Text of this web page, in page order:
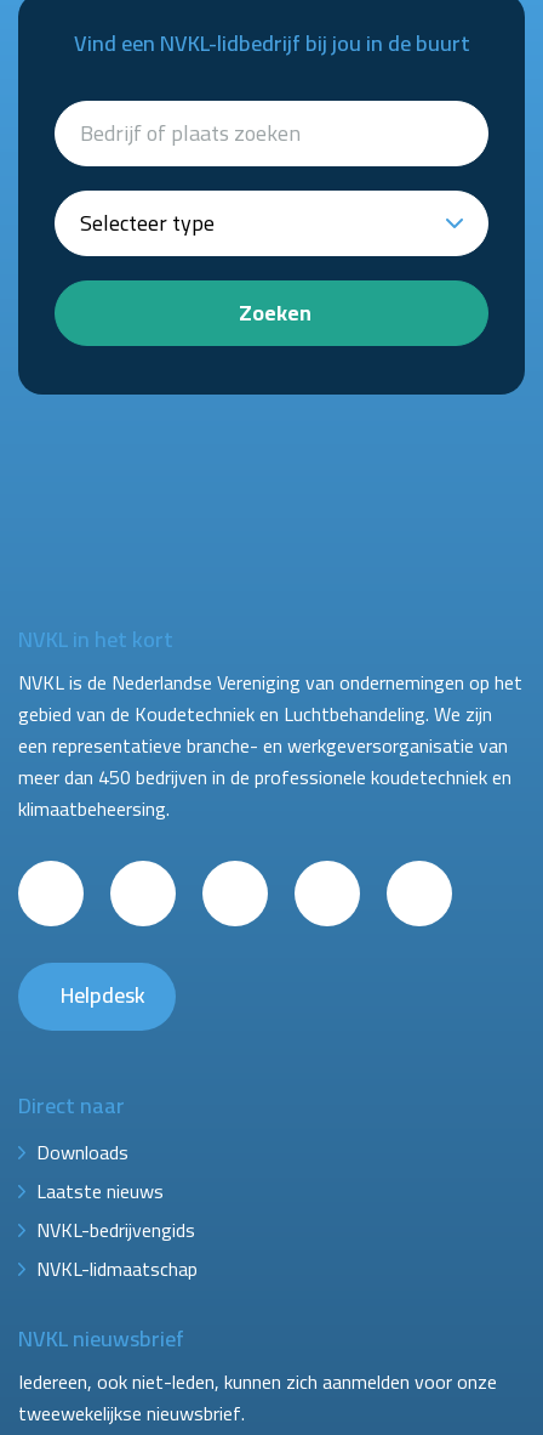
Vind een NVKL-lidbedrijf bij jou in de buurt
Zoeken
NVKL in het kort
NVKL is de Nederlandse Vereniging van ondernemingen op het
gebied van de Koudetechniek en Luchtbehandeling. We zijn
een representatieve branche- en werkgeversorganisatie van
meer dan 450 bedrijven in de professionele koudetechniek en
klimaatbeheersing.
Helpdesk
Direct naar
Downloads
Laatste nieuws
NVKL-bedrijvengids
NVKL-lidmaatschap
NVKL nieuwsbrief
Iedereen, ook niet-leden, kunnen zich aanmelden voor onze
tweewekelijkse nieuwsbrief.